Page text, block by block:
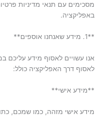
מסכימים עם תנאי מדיניות
באפליקציה.
**1. מידע שאנחנו אוספים**
אנו עשויים לאסוף מידע עליכם
לאסוף דרך האפליקציה כולל:
**מידע אישי**
מידע אישי מזהה, כמו שמכם,